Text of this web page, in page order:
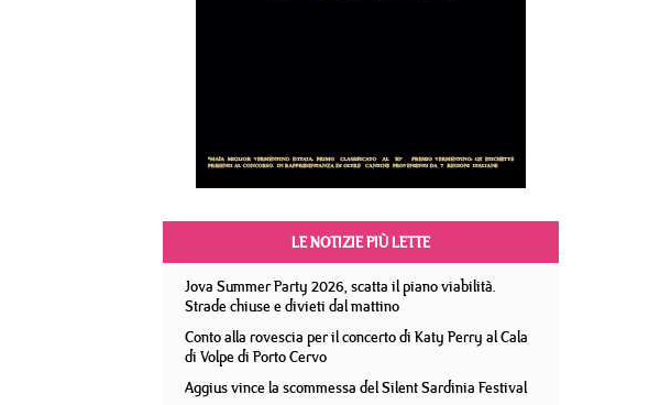
LE NOTIZIE PIÙ LETTE
Jova Summer Party 2026, scatta il piano viabilità.
Strade chiuse e divieti dal mattino
Conto alla rovescia per il concerto di Katy Perry al Cala
di Volpe di Porto Cervo
Aggius vince la scommessa del Silent Sardinia Festival